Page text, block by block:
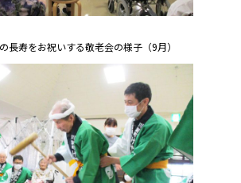
長寿をお祝いする敬老会の様子（9月）